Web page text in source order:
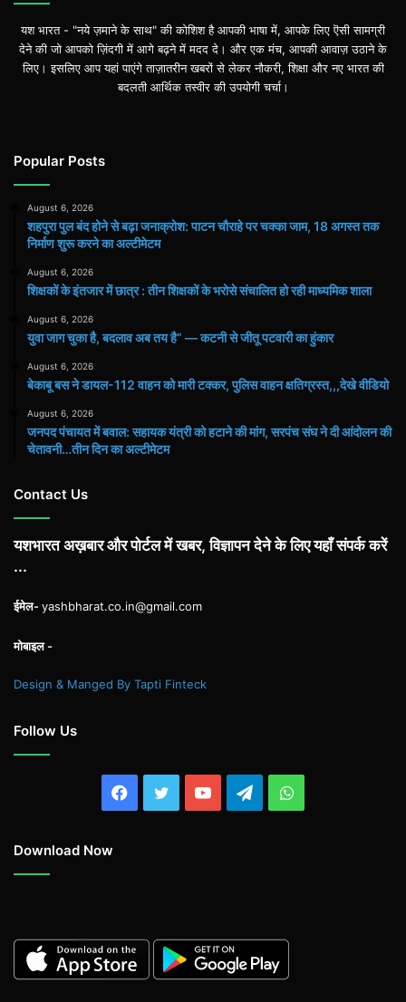
करने
का
अल्टीमेटम
यश भारत - "नये ज़माने के साथ" की कोशिश है आपकी भाषा में, आपके लिए ऎसी सामग्री
देने की जो आपको ज़िंदगी में आगे बढ़ने में मदद दे। और एक मंच, आपकी आवाज़ उठाने के
लिए। इसलिए आप यहां पाएंगे ताज़ातरीन खबरों से लेकर नौकरी, शिक्षा और नए भारत की
बदलती आर्थिक तस्वीर की उपयोगी चर्चा।
Popular Posts
August 6, 2026
शहपुरा पुल बंद होने से बढ़ा जनाक्रोश: पाटन चौराहे पर चक्का जाम, 18 अगस्त तक
निर्माण शुरू करने का अल्टीमेटम
August 6, 2026
शिक्षकों के इंतजार में छात्र : तीन शिक्षकों के भरोसे संचालित हो रही माध्यमिक शाला
August 6, 2026
युवा जाग चुका है, बदलाव अब तय है” — कटनी से जीतू पटवारी का हुंकार
August 6, 2026
बेकाबू बस ने डायल-112 वाहन को मारी टक्कर, पुलिस वाहन क्षतिग्रस्त,,,देखे वीडियो
August 6, 2026
जनपद पंचायत में बवाल: सहायक यंत्री को हटाने की मांग, सरपंच संघ ने दी आंदोलन की
चेतावनी…तीन दिन का अल्टीमेटम
Contact Us
यशभारत अख़बार और पोर्टल में खबर, विज्ञापन देने के लिए यहाँ संपर्क करें
...
ईमेल-yashbharat.co.in@gmail.com
मोबाइल -
Design & Manged By Tapti Finteck
Follow Us
Facebook
TwitterYouTubeTelegramWhatsApp
Download Now